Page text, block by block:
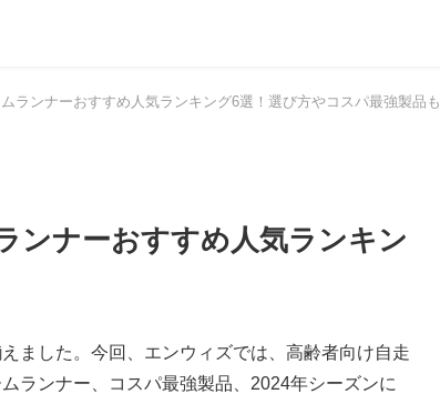
ランナーおすすめ人気ランキング6選！選び方やコスパ最強製品も
ンナーおすすめ人気ランキン
ました。今回、エンウィズでは、高齢者向け自走
ランナー、コスパ最強製品、2024年シーズンに